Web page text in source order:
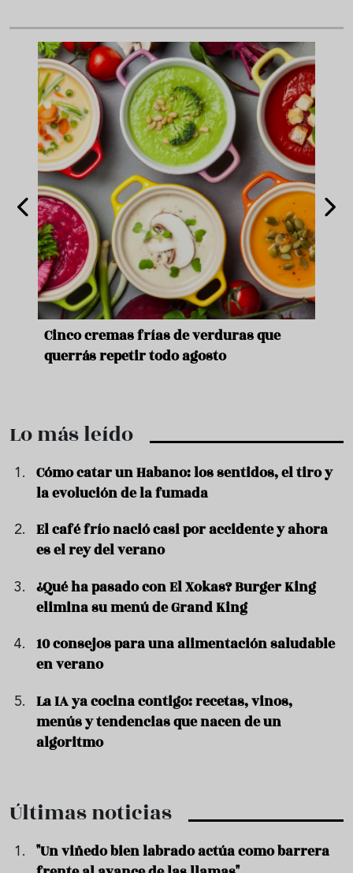
Cinco cremas frías de verduras que
querrás repetir todo agosto
Lo más leído
Cómo catar un Habano: los sentidos, el tiro y
la evolución de la fumada
El café frío nació casi por accidente y ahora
es el rey del verano
¿Qué ha pasado con El Xokas? Burger King
elimina su menú de Grand King
10 consejos para una alimentación saludable
en verano
La IA ya cocina contigo: recetas, vinos,
menús y tendencias que nacen de un
algoritmo
Últimas noticias
"Un viñedo bien labrado actúa como barrera